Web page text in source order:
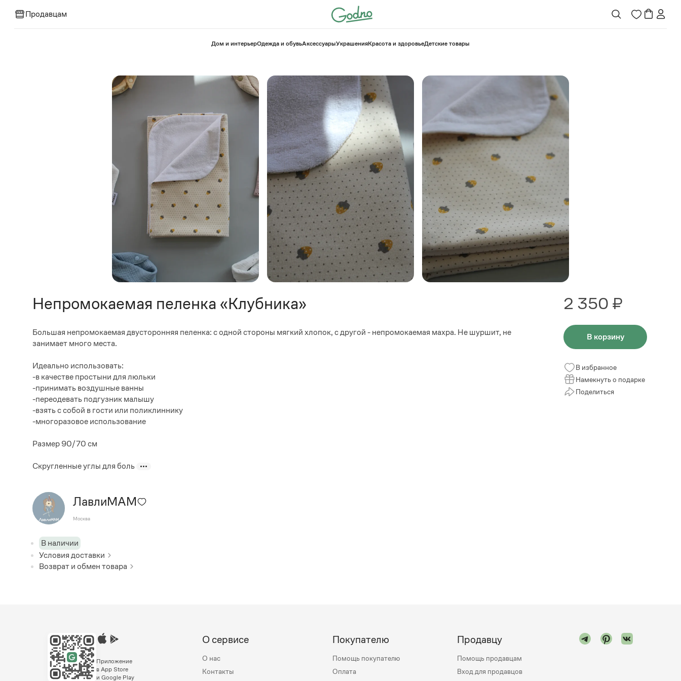
Продавцам
⁠Дом и интерьерОдежда и обувьАксессуарыУкрашенияКрасота и здоровье⁠Детские товары
Непромокаемая пеленка «Клубника»
Большая непромокаемая двусторонняя пеленка: с одной стороны мягкий хлопок, с другой - непромокаемая махра. Не шуршит, не
занимает много места.
Идеально использовать:
-в качестве простыни для люльки
-принимать воздушные ванны
-переодевать подгузник малышу
-взять с собой в гости или поликлиннику
-многоразовое использование
Размер 90/70 см
Скругленные углы для боль
ЛавлиМАМ
Москва
В наличии
Условия доставки
Возврат и обмен товара
2 350 ₽
В корзину
В избранное
Намекнуть о подарке
Поделиться
Приложение
в App Store
и Google Play
О сервисе
О нас
Контакты
Покупателю
Помощь покупателю
Оплата
Продавцу
Помощь продавцам
Вход для продавцов